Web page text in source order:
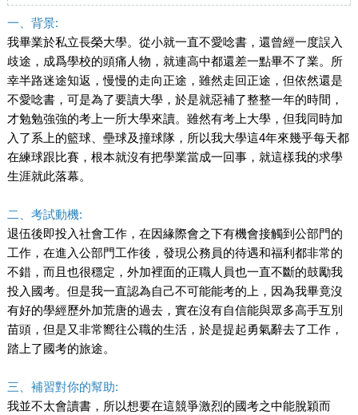
一、背景:
我畢業於私立長榮大學。從小就一直不愛唸書，還曾經一度誤入
歧途，成爲學校的頭痛人物，就連高中都還差一點畢不了業。所
幸半路迷途知返，慢慢的走向正途，雖然走回正途，但依然還是
不愛唸書，可是為了要讀大學，於是就惡補了整整一年的時間，
才勉勉強強的考上一所大學來讀。雖然有考上大學，但我同時加
入了系上的籃球、壘球及撞球隊，所以我大學這4年來幾乎每天都
在練球跟比賽，根本就沒有把學業當成一回事，就這樣我的求學
生涯就此落幕。
二、考試動機:
退伍後即投入社會工作，在因緣際會之下有機會接觸到公部門的
工作，在進入公部門工作後，發現公務員的待遇和福利都非常的
不錯，而且也很穩定，外加裡面的正職人員也一直不斷的鼓勵我
投入國考。但是我一直認為自己不可能能考的上，因為我畢竟沒
有好的學經歷外加荒唐的過去，實在沒有自信能與眾多高手互別
苗頭，但是又非常嚮往公職的生活，於是提起勇氣辭去了工作，
踏上了國考的旅途。
三、補習對你的幫助:
我並不太會讀書，所以想要在這競爭激烈的國考之中能脫穎而